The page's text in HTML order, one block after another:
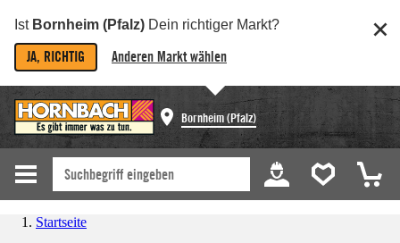
Ist Bornheim (Pfalz) Dein richtiger Markt?
JA, RICHTIG Anderen Markt wählen
Bornheim (Pfalz)
Startseite